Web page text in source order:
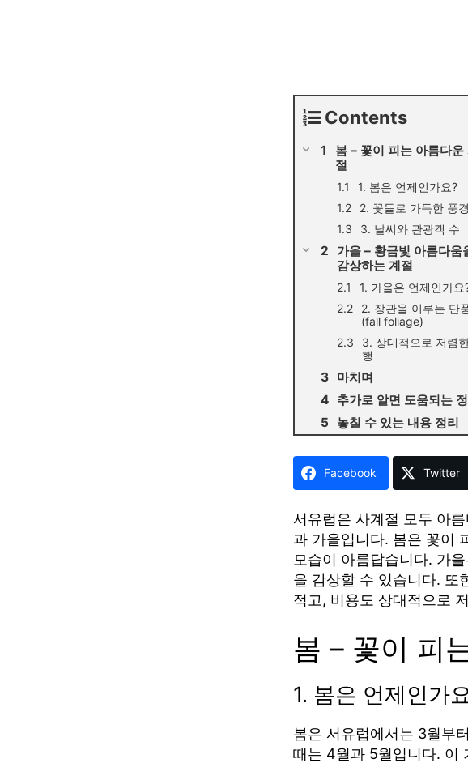
Contents
봄 – 꽃이 피는 아름다운
절
1. 봄은 언제인가요?
2. 꽃들로 가득한 풍경
3. 날씨와 관광객 수
가을 – 황금빛 아름다움
감상하는 계절
1. 가을은 언제인가요
2. 장관을 이루는 단
(fall foliage)
3. 상대적으로 저렴
행
마치며
추가로 알면 도움되는
놓칠 수 있는 내용 정리
Facebook Twitter
서유럽은 사계절 모두 아
과 가을입니다. 봄은 꽃이
모습이 아름답습니다. 가
을 감상할 수 있습니다. 또
적고, 비용도 상대적으로
봄 – 꽃이 피
1. 봄은 언제인가
봄은 서유럽에서는 3월부
때는 4월과 5월입니다. 이